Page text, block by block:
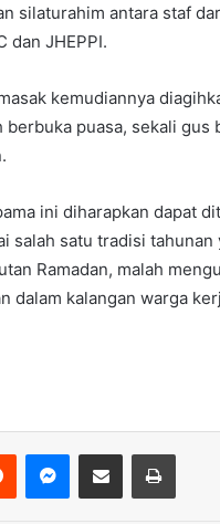
silaturahim antara staf
dan JHEPPI.
kemudiannya
berbuka puasa, sekali gus
ini diharapkan dapat
salah satu tradisi tahunan
Ramadan, malah
dalam kalangan warga